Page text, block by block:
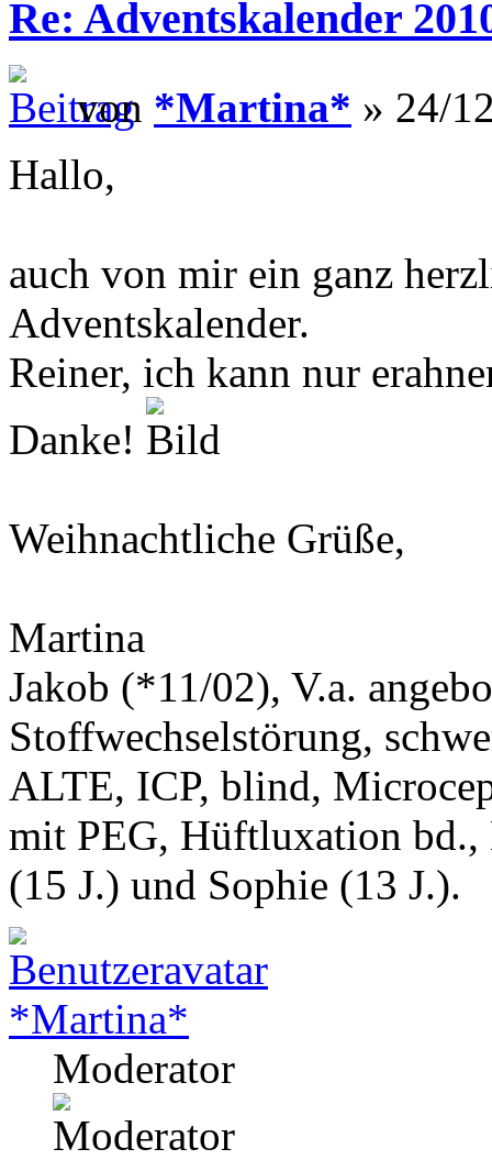
Re: Adventskalender
von *Martina* » 24/
Hallo,
auch von mir ein ganz
Adventskalender.
Reiner, ich kann nur
Danke!
Weihnachtliche Grüße,
Martina
Jakob (*11/02), V.a.
Stoffwechselstörung,
ALTE, ICP, blind,
mit PEG, Hüftluxation bd.,
(15 J.) und Sophie (13 J.).
*Martina*
Moderator